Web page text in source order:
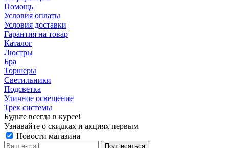
Помощь
Условия оплаты
Условия доставки
Гарантия на товар
Каталог
Люстры
Бра
Торшеры
Светильники
Подсветка
Уличное освещение
Трек системы
Будьте всегда в курсе!
Узнавайте о скидках и акциях первым
Новости магазина